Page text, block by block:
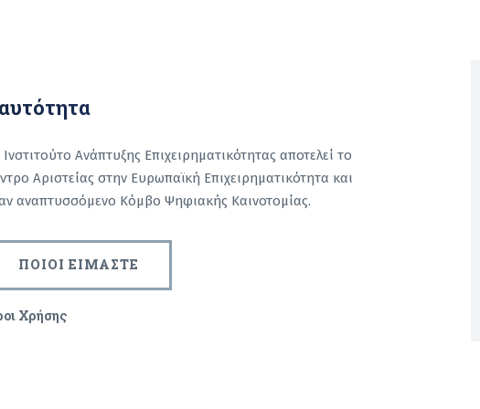
Ανάπτυξης Επιχειρηματικότητας αποτελεί το
Αριστείας στην Ευρωπαϊκή Επιχειρηματικότητα και
αναπτυσσόμενο Κόμβο Ψηφιακής Καινοτομίας.
ΠΟΙΟΙ ΕΙΜΑΣΤΕ
Χρήσης